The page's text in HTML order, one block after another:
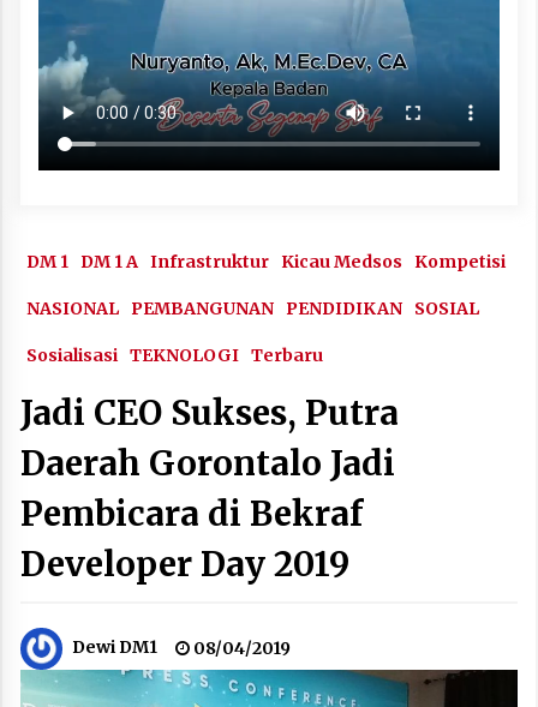
DM 1 DM 1 A Infrastruktur Kicau Medsos Kompetisi
NASIONAL PEMBANGUNAN PENDIDIKAN SOSIAL
Sosialisasi TEKNOLOGI Terbaru
Jadi CEO Sukses, Putra
Daerah Gorontalo Jadi
Pembicara di Bekraf
Developer Day 2019
Dewi DM1 08/04/2019